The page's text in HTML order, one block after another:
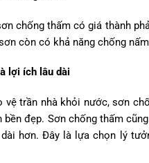
chống thấm có giá thành
còn có khả năng chống
lợi ích lâu dài
vệ trần nhà khỏi nước, sơn
đẹp. Sơn chống thấm
hơn. Đây là lựa chọn lý